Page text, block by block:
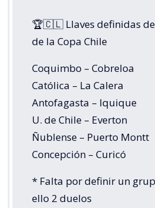
🏆🇨🇱 Llaves definidas
de la Copa Chile
Coquimbo – Cobreloa
Católica – La Calera
Antofagasta – Iquique
U. de Chile – Everton
Ñublense – Puerto Montt
Concepción – Curicó
* Falta por definir un
ello 2 duelos